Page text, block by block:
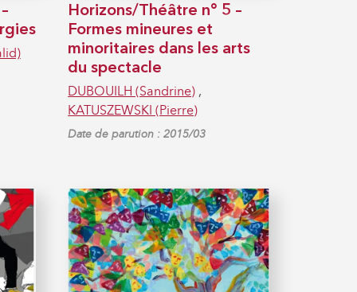
Horizons/Théâtre n° 5 –
Formes mineures et
minoritaires dans les arts
du spectacle
DUBOUILH (Sandrine) ,
KATUSZEWSKI (Pierre)
Date de parution : 2015/03